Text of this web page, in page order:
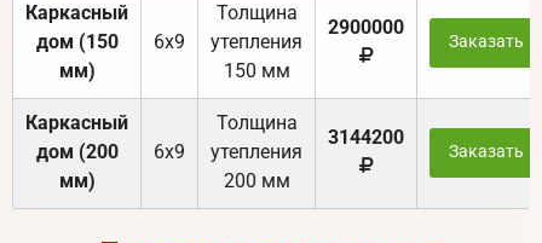
Каркасный
дом (150
мм)
6х9
Толщина
утепления
150 мм
2900000
Заказать
Каркасный
дом (200
мм)
6х9
Толщина
утепления
200 мм
3144200
Заказать